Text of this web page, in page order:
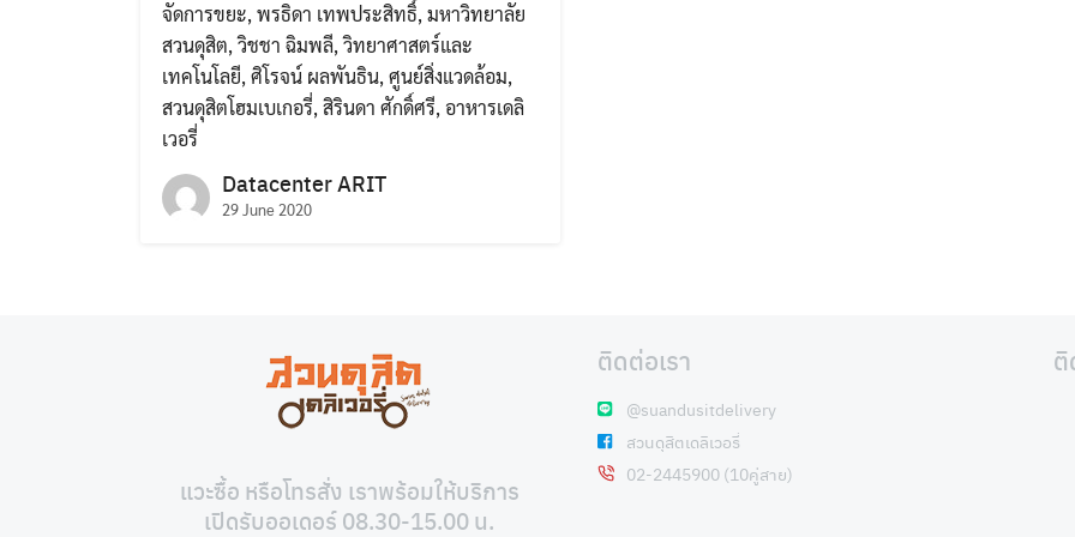
จัดการขยะ, พรธิดา เทพประสิทธิ์, มหาวิทยาลัย
สวนดุสิต,วิชชา ฉิมพลี,วิทยาศาสตร์และ
เทคโนโลยี, ศิโรจน์ ผลพันธิน, ศูนย์สิ่งแวดล้อม,
สวนดุสิตโฮมเบเกอรี่, สิรินดา ศักดิ์ศรี, อาหารเดลิ
เวอรี่
Datacenter ARIT
29 June 2020
แวะซื้อ หรือโทรสั่ง เราพร้อมให้บริการ
เปิดรับออเดอร์ 08.30-15.00 น.
ติดต่อเรา
@suandusitdelivery
สวนดุสิตเดลิเวอรี่
02-2445900 (10คู่สาย)
ติ